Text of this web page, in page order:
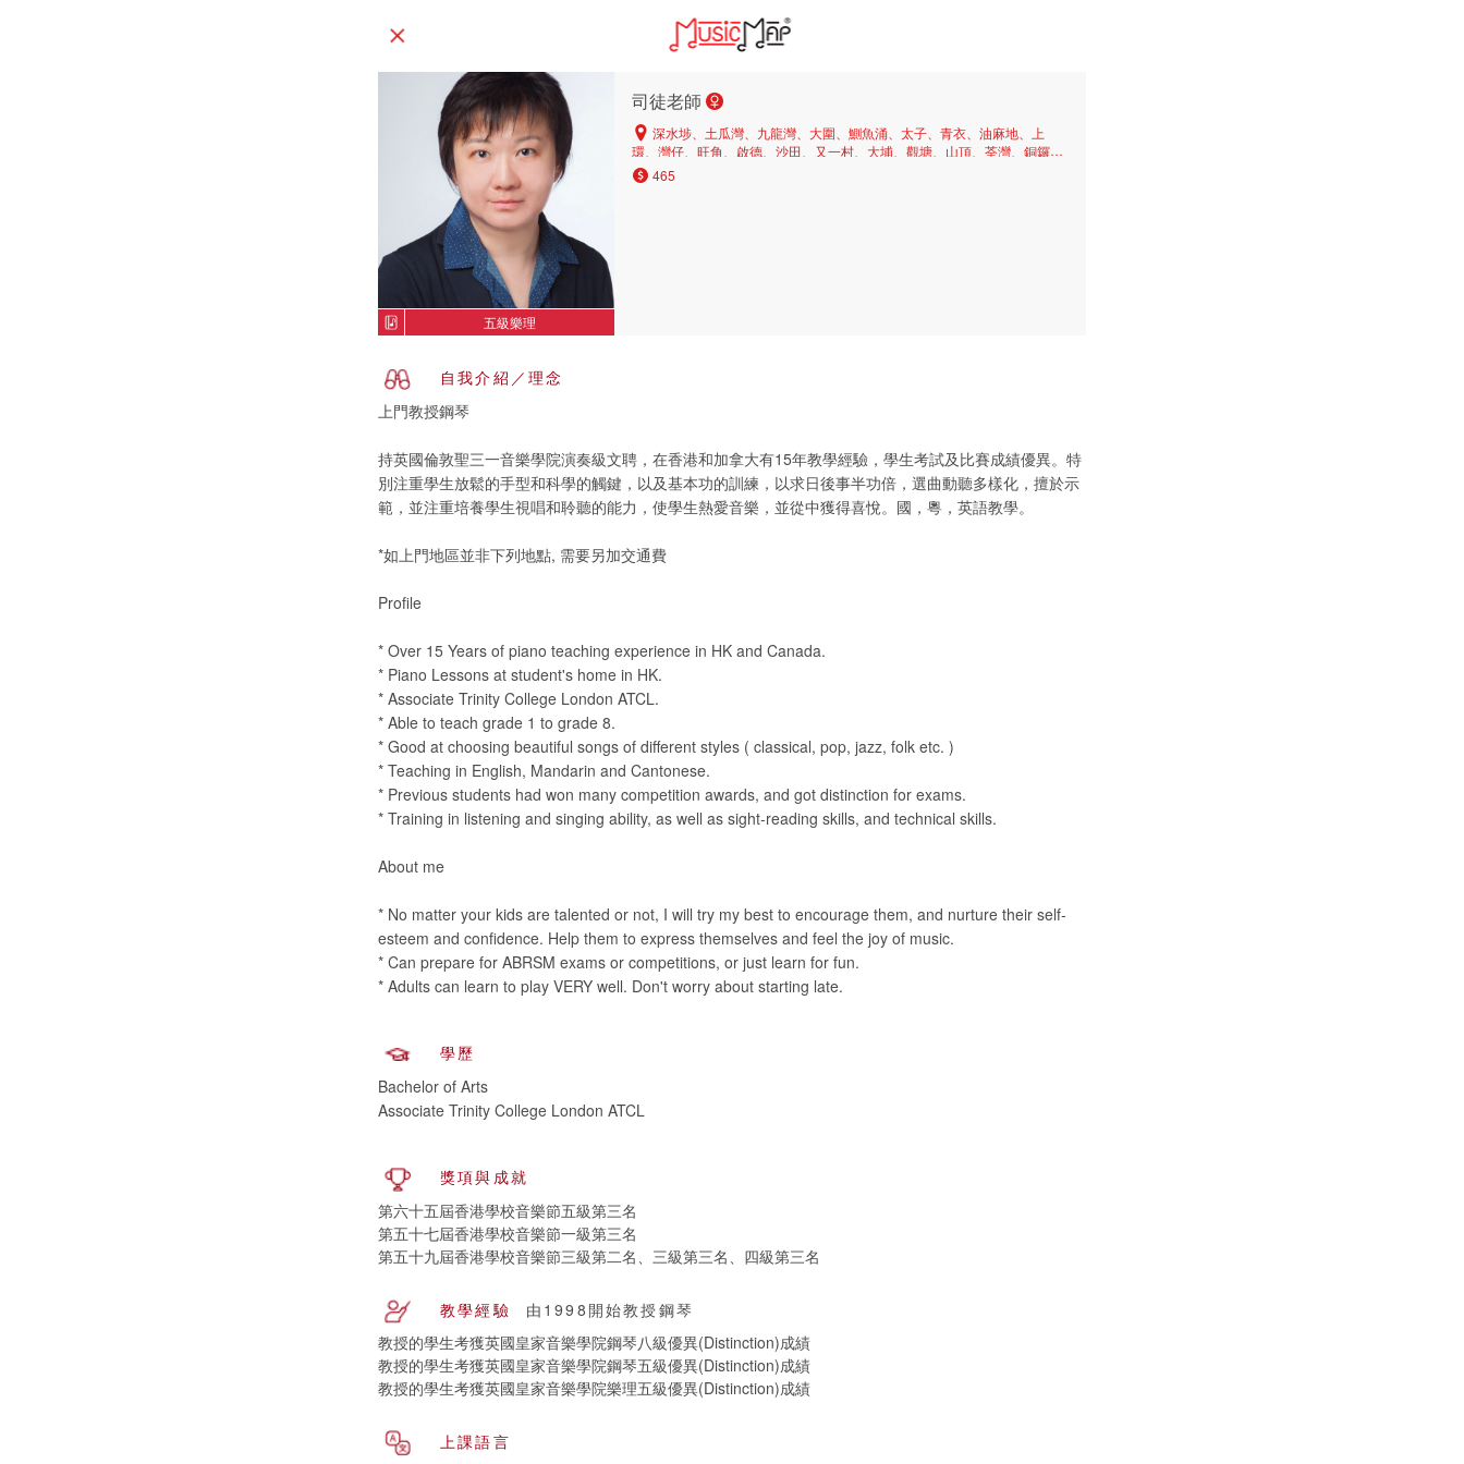
五級樂理
司徒老師
深水埗、土瓜灣、九龍灣、大圍、鰂魚涌、太子、青衣、油麻地、上
環、灣仔、旺角、啟德、沙田、又一村、大埔、觀塘、山頂、荃灣、銅鑼
灣、何文田、馬鞍山、粉嶺、葵涌、西灣河、北角、堅尼地城、九龍城、火
炭、美孚、九龍塘、天后、荔枝角、紅磡、大角咀、長沙灣、黃埔、尖沙
465
自我介紹／理念
上門教授鋼琴
持英國倫敦聖三一音樂學院演奏級文聘，在香港和加拿大有15年教學經驗，學生考試及比賽成績優異。特
別注重學生放鬆的手型和科學的觸鍵，以及基本功的訓練，以求日後事半功倍，選曲動聽多樣化，擅於示
範，並注重培養學生視唱和聆聽的能力，使學生熱愛音樂，並從中獲得喜悅。國，粵，英語教學。
*如上門地區並非下列地點, 需要另加交通費
Profile
* Over 15 Years of piano teaching experience in HK and Canada.
* Piano Lessons at student's home in HK.
* Associate Trinity College London ATCL.
* Able to teach grade 1 to grade 8.
* Good at choosing beautiful songs of different styles ( classical, pop, jazz, folk etc. )
* Teaching in English, Mandarin and Cantonese.
* Previous students had won many competition awards, and got distinction for exams.
* Training in listening and singing ability, as well as sight-reading skills, and technical skills.
About me
* No matter your kids are talented or not, I will try my best to encourage them, and nurture their self-
esteem and confidence. Help them to express themselves and feel the joy of music.
* Can prepare for ABRSM exams or competitions, or just learn for fun.
* Adults can learn to play VERY well. Don't worry about starting late.
學歷
Bachelor of Arts
Associate Trinity College London ATCL
獎項與成就
第六十五屆香港學校音樂節五級第三名
第五十七屆香港學校音樂節一級第三名
第五十九屆香港學校音樂節三級第二名、三級第三名、四級第三名
教學經驗
由1998開始教授鋼琴
教授的學生考獲英國皇家音樂學院鋼琴八級優異(Distinction)成績
教授的學生考獲英國皇家音樂學院鋼琴五級優異(Distinction)成績
教授的學生考獲英國皇家音樂學院樂理五級優異(Distinction)成績
上課語言